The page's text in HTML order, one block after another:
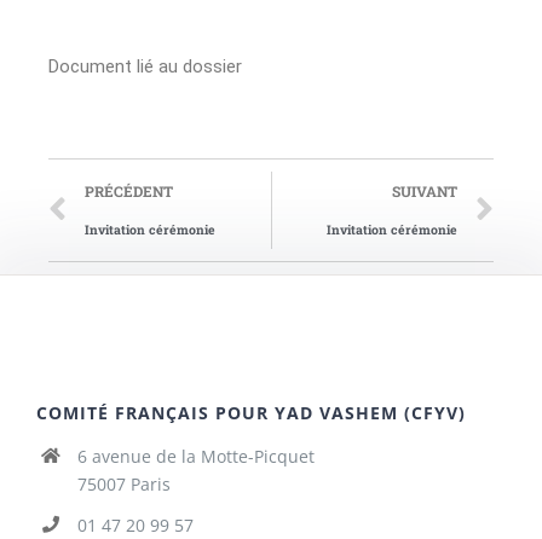
Document lié au dossier
PRÉCÉDENT
Invitation cérémonie
SUIVANT
Invitation cérémonie
COMITÉ FRANÇAIS POUR YAD VASHEM (CFYV)
6 avenue de la Motte-Picquet
75007 Paris
01 47 20 99 57